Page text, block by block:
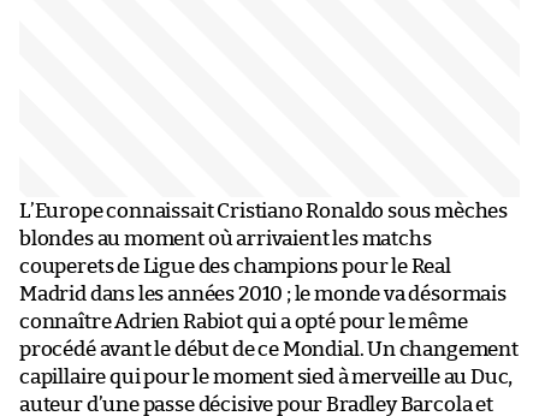
L’Europe connaissait Cristiano Ronaldo sous mèches
blondes au moment où arrivaient les matchs
couperets de Ligue des champions pour le Real
Madrid dans les années 2010 ; le monde va désormais
connaître Adrien Rabiot qui a opté pour le même
procédé avant le début de ce Mondial. Un changement
capillaire qui pour le moment sied à merveille au Duc,
auteur d’une passe décisive pour Bradley Barcola et